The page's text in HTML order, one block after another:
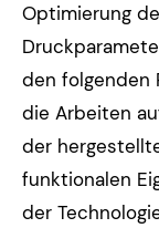
Optimierung
den folgenden
die Arbeiten
der
funktionalen
der